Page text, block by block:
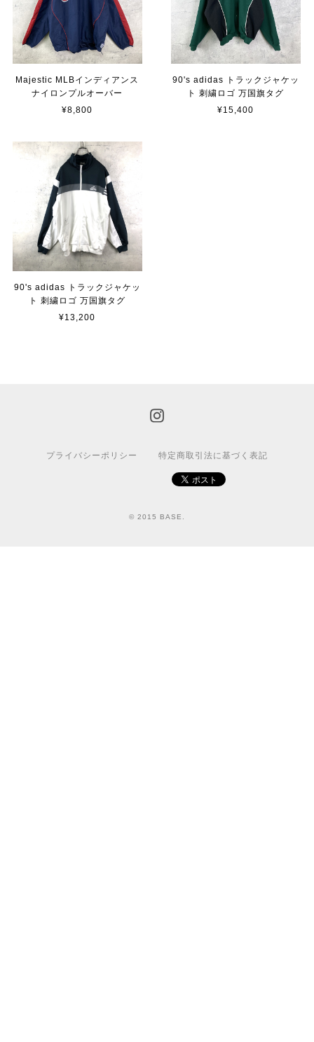
Majestic MLBインディアンス
ナイロンプルオーバー
¥8,800
90's adidas トラックジャケッ
ト 刺繍ロゴ 万国旗タグ
¥15,400
90's adidas トラックジャケッ
ト 刺繍ロゴ 万国旗タグ
¥13,200
プライバシーポリシー 特定商取引法に基づく表記
© 2015 BASE.